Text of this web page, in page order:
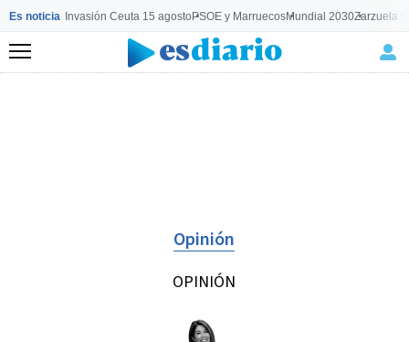
Es noticia Invasión Ceuta 15 agostoPSOE y MarruecosMundial 2030Zarzuela
Menú
Opinión
OPINIÓN